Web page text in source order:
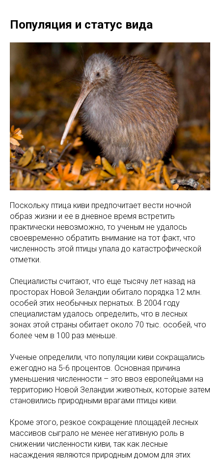
Популяция и статус вида
Поскольку птица киви предпочитает вести ночной
образ жизни и ее в дневное время встретить
практически невозможно, то ученым не удалось
своевременно обратить внимание на тот факт, что
численность этой птицы упала до катастрофической
отметки.
Специалисты считают, что еще тысячу лет назад на
просторах Новой Зеландии обитало порядка 12 млн.
особей этих необычных пернатых. В 2004 году
специалистам удалось определить, что в лесных
зонах этой страны обитает около 70 тыс. особей, что
более чем в 100 раз меньше.
Ученые определили, что популяции киви сокращались
ежегодно на 5-6 процентов. Основная причина
уменьшения численности – это ввоз европейцами на
территорию Новой Зеландии животных, которые затем
становились природными врагами птицы киви.
Кроме этого, резкое сокращение площадей лесных
массивов сыграло не менее негативную роль в
снижении численности киви, так как лесные
насаждения являются природным домом для этих